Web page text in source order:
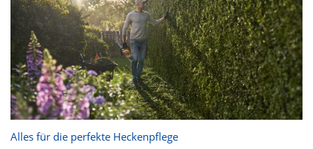
Alles für die perfekte Heckenpflege